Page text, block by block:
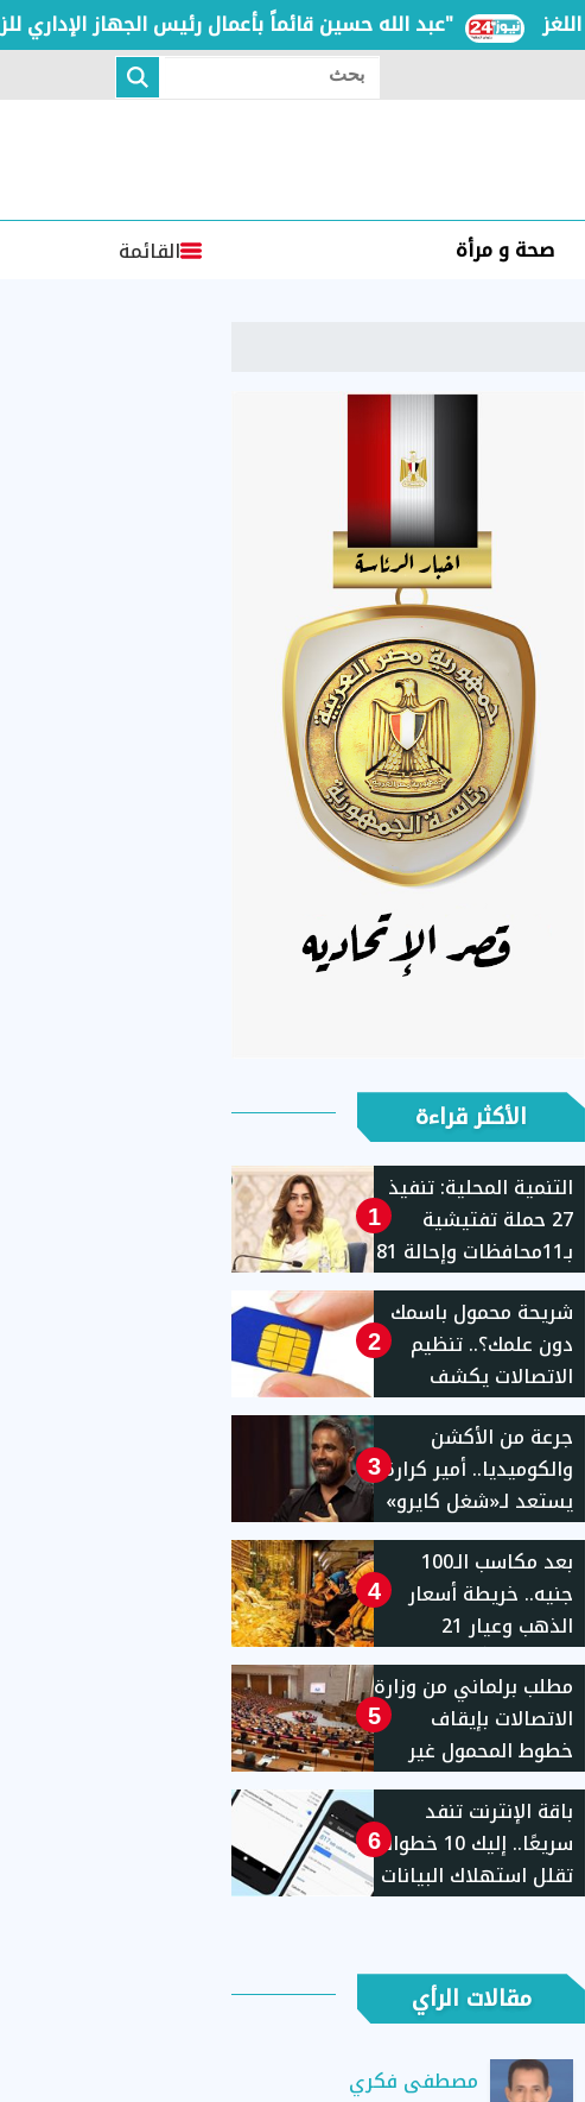
عبد الله حسين قائماً بأعمال رئيس الجهاز الإداري للزمالك خلفاً لـ "تيتو"
بحث
صحة و مرأة القائمة
الأكثر قراءة
1
التنمية المحلية: تنفيذ
27 حملة تفتيشية
بـ11محافظات وإحالة 81
حالة للنيابات والشئون
القانونية
2
شريحة محمول باسمك
دون علمك؟.. تنظيم
الاتصالات يكشف
طريقة الاستعلام
وإجراءات إيقاف الخط
3
جرعة من الأكشن
والكوميديا.. أمير كرارة
يستعد لـ«شغل كايرو»
4
بعد مكاسب الـ100
جنيه.. خريطة أسعار
الذهب وعيار 21
بالعطلة الأسبوعية
5
مطلب برلماني من وزارة
الاتصالات بإيقاف
خطوط المحمول غير
المحدثة
6
باقة الإنترنت تنفد
سريعًا.. إليك 10 خطوات
تقلل استهلاك البيانات
مقالات الرأي
مصطفى فكري